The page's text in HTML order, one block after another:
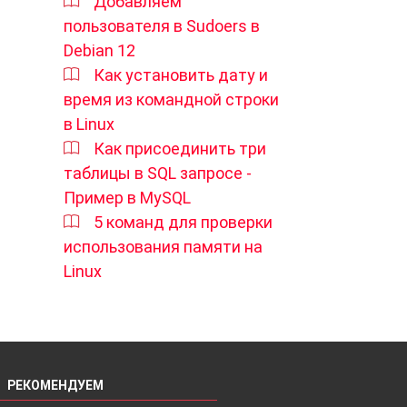
пользователя в Sudoers в
Debian 12
Как установить дату и
время из командной строки
в Linux
Как присоединить три
таблицы в SQL запросе -
Пример в MySQL
5 команд для проверки
использования памяти на
Linux
РЕКОМЕНДУЕМ